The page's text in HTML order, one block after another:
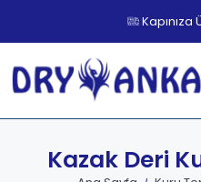
Kapınıza
Kazak Deri